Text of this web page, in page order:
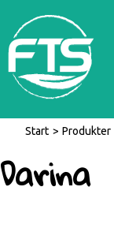
Start / Produkter
Darina